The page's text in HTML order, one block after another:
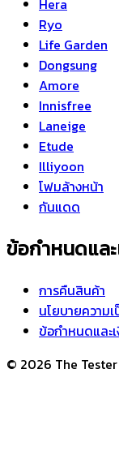
Ryo
Life Garden
Dongsung
Amore
Innisfree
Laneige
Etude
Illiyoon
โฟมล้างหน้า
กันแดด
ข้อกำหนดและ
การคืนสินค้า
นโยบายความ
ข้อกำหนดและ
© 2026 The